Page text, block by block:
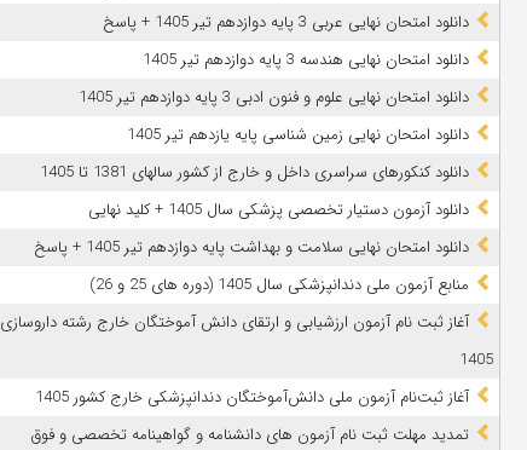
دانلود امتحان نهایی عربی 3 پایه دوازدهم تیر 1405 + پاسخ
دانلود امتحان نهایی هندسه 3 پایه دوازدهم تیر 1405
دانلود امتحان نهایی علوم و فنون ادبی 3 پایه دوازدهم تیر 1405
دانلود امتحان نهایی زمین شناسی پایه یازدهم تیر 1405
دانلود کنکورهای سراسری داخل و خارج از کشور سالهای 1381 تا 1405
دانلود آزمون دستیار تخصصی پزشکی سال 1405 + کلید نهایی
دانلود امتحان نهایی سلامت و بهداشت پایه دوازدهم تیر 1405 + پاسخ
ﻣﻨﺎﺑﻊ آزﻣﻮن ﻣﻠﯽ دندانپزشکی سال 1405 (دوره های 25 و 26)
آغاز ثبت نام آزمون‌ ارزشیابی و ارتقای دانش آموختگان خارج رشته داروسازی
1405
آغاز ثبت‌نام آزمون ملی دانش‌آموختگان دندانپزشکی خارج کشور 1405
تمدید مهلت ثبت نام آزمون های دانشنامه و گواهینامه تخصصی و فوق